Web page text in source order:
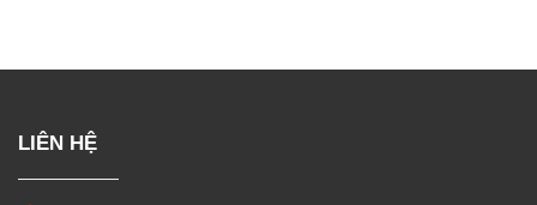
LIÊN HỆ